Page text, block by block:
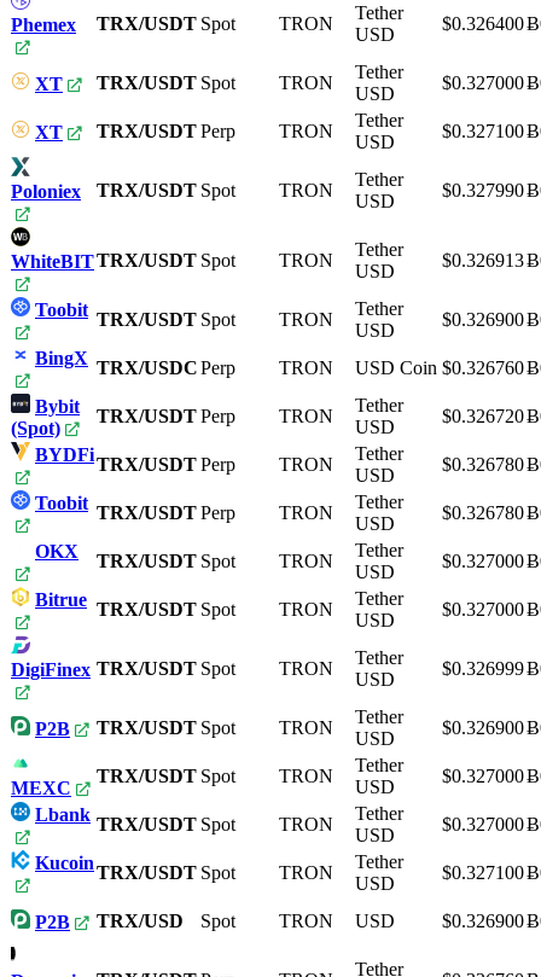
Phemex TRX/USDT Spot TRON
Tether
USD
$0.326400
XT TRX/USDT Spot TRON
Tether
USD
$0.327000
XT TRX/USDTPerp TRON
Tether
USD
$0.327100
Poloniex TRX/USDT Spot TRON
Tether
USD
$0.327990
WhiteBITTRX/USDT Spot TRON
Tether
USD
$0.326913
Toobit TRX/USDT Spot TRON
Tether
USD
$0.326900
BingX TRX/USDCPerp TRON USD Coin $0.326760
Bybit
(Spot)
TRX/USDTPerp TRON
Tether
USD
$0.326720
BYDFiTRX/USDTPerp TRON
Tether
USD
$0.326780
Toobit TRX/USDTPerp TRON
Tether
USD
$0.326780
OKX
TRX/USDT Spot TRON
Tether
USD
$0.327000
Bitrue TRX/USDT Spot TRON
Tether
USD
$0.327000
DigiFinex TRX/USDT Spot TRON
Tether
USD
$0.326999
P2B TRX/USDT Spot TRON
Tether
USD
$0.326900
MEXC
TRX/USDT Spot TRON
Tether
USD
$0.327000
Lbank TRX/USDT Spot TRON
Tether
USD
$0.327000
KucoinTRX/USDT Spot TRON
Tether
USD
$0.327100
P2B TRX/USD Spot TRON USD $0.326900
Tether